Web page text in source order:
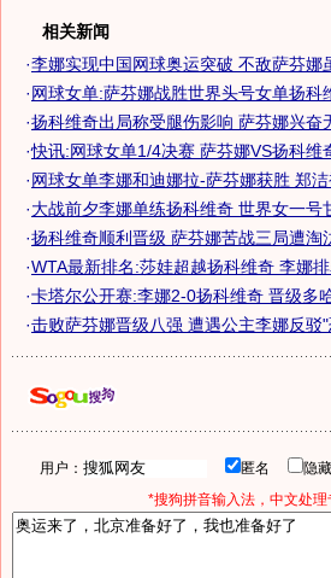
相关新闻
·李娜实现中国网球奥运突破 不敌萨芬娜
·网球女单:萨芬娜战胜世界头号女单扬科
·扬科维奇出局称受腿伤影响 萨芬娜兴奋
·快讯:网球女单1/4决赛 萨芬娜VS扬科维
·网球女单李娜和迪娜拉-萨芬娜获胜 郑
·大战前夕李娜单练扬科维奇 世界女一号
·扬科维奇顺利晋级 萨芬娜苦战三局遭淘
·WTA最新排名:莎娃超越扬科维奇 李娜
·卡塔尔公开赛:李娜2-0扬科维奇 晋级多
·击败萨芬娜晋级八强 遭遇公主李娜反驳"
用户： 匿名 隐
*搜狗拼音输入法，中文处理